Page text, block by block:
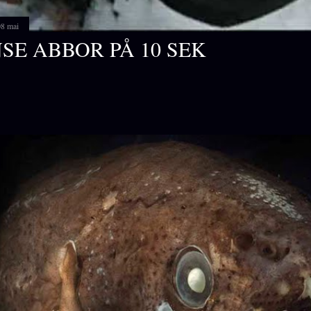
mai
ABBOR PÅ 10 SEK